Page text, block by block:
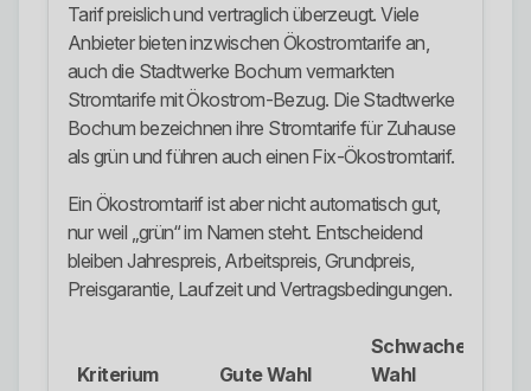
Tarif preislich und vertraglich überzeugt. Viele
Anbieter bieten inzwischen Ökostromtarife an,
auch die Stadtwerke Bochum vermarkten
Stromtarife mit Ökostrom-Bezug. Die Stadtwerke
Bochum bezeichnen ihre Stromtarife für Zuhause
als grün und führen auch einen Fix-Ökostromtarif.
Ein Ökostromtarif ist aber nicht automatisch gut,
nur weil „grün“ im Namen steht. Entscheidend
bleiben Jahrespreis, Arbeitspreis, Grundpreis,
Preisgarantie, Laufzeit und Vertragsbedingungen.
Kriterium Gute Wahl
Schwache
Wahl